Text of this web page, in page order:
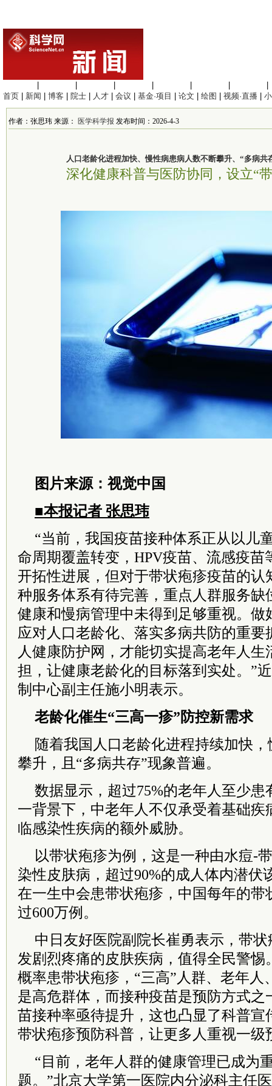
首页
新闻 博客 院士 人才 会议 基金·项目 论文 绘图 视频·直播
作者：张思玮 来源： 医学科学报 发布时间：2026-4-3
人口老龄化进程加快、慢性病患病人数不断攀升、“多病共
深化健康科普与医防协同，设立“
图片来源：视觉中国
■本报记者 张思玮
“当前，我国疫苗接种体系正从以儿
命周期覆盖转变，HPV疫苗、流感疫苗
开拓性进展，但对于带状疱疹疫苗的认
种服务体系有待完善，重点人群服务缺
健康和慢病管理中未得到足够重视。做
应对人口老龄化、落实多病共防的重要
人健康防护网，才能切实提高老年人
担，让健康老龄化的目标落到实处。”
制中心副主任施小明表示。
老龄化催生“三高一疹”防控新需求
随着我国人口老龄化进程持续加快
攀升，且“多病共存”现象普遍。
数据显示，超过75%的老年人至少
一背景下，中老年人不仅承受着基础疾
临感染性疾病的额外威胁。
以带状疱疹为例，这是一种由水痘-
染性皮肤病，超过90%的成人体内潜伏
在一生中会患带状疱疹，中国每年的带
过600万例。
中日友好医院副院长崔勇表示，带
发剧烈疼痛的皮肤疾病，值得全民警惕
概率患带状疱疹，“三高”人群、老年人
是高危群体，而接种疫苗是预防方式之
苗接种率亟待提升，这也凸显了科普宣
带状疱疹预防科普，让更多人重视一级
“目前，老年人群的健康管理已成为
题。”北京大学第一医院内分泌科主任